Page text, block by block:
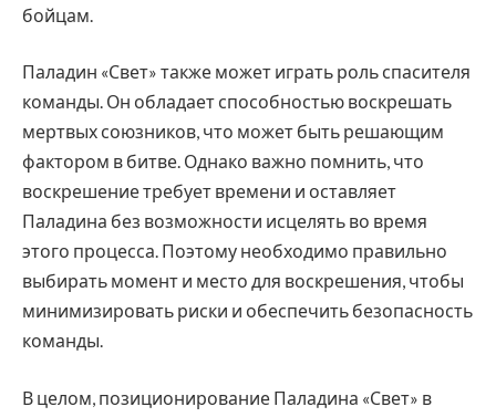
бойцам.
Паладин «Свет» также может играть роль спасителя
команды. Он обладает способностью воскрешать
мертвых союзников, что может быть решающим
фактором в битве. Однако важно помнить, что
воскрешение требует времени и оставляет
Паладина без возможности исцелять во время
этого процесса. Поэтому необходимо правильно
выбирать момент и место для воскрешения, чтобы
минимизировать риски и обеспечить безопасность
команды.
В целом, позиционирование Паладина «Свет» в